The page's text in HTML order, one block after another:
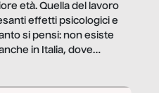
età. Quella del lavoro
effetti psicologici e
si pensi: non esiste
in Italia, dove